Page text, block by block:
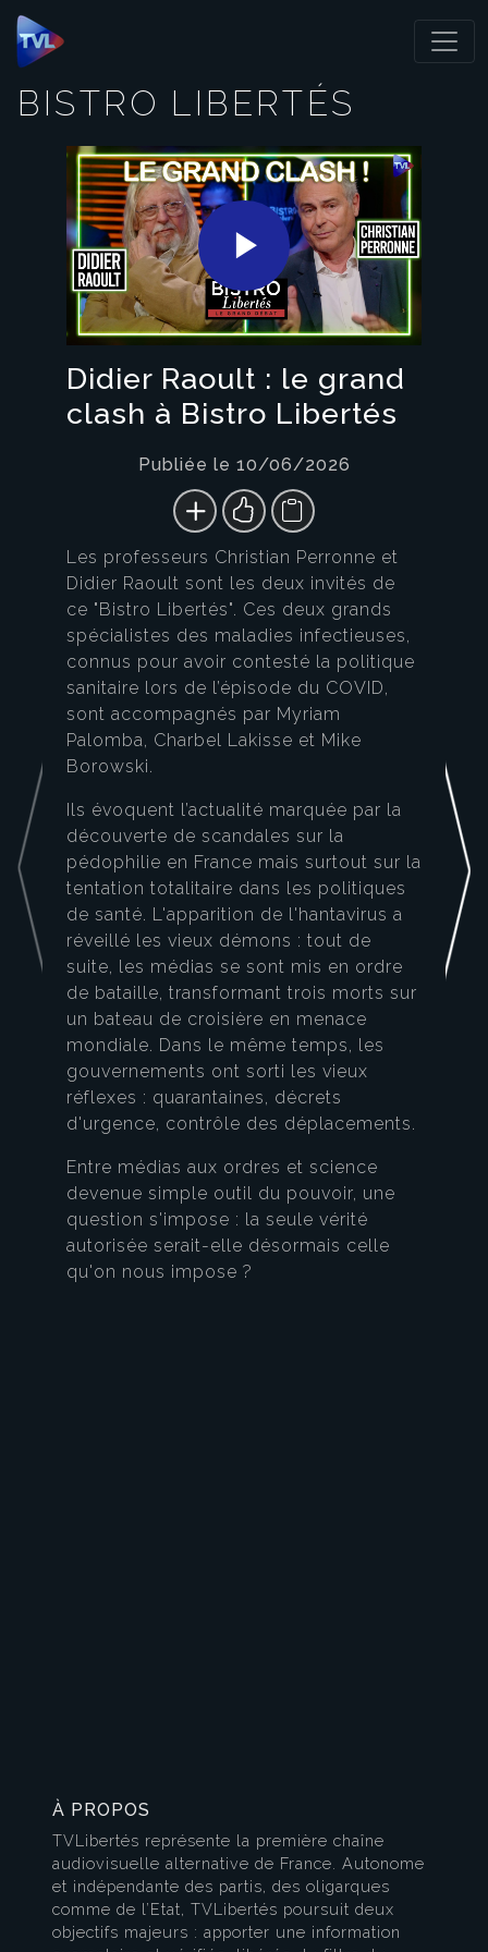
Panneau de gestion des cookies
BISTRO LIBERTÉS
Play
Video
Didier Raoult : le grand
clash à Bistro Libertés
Publiée le 10/06/2026
Les professeurs Christian Perronne et
Didier Raoult sont les deux invités de
ce "Bistro Libertés". Ces deux grands
spécialistes des maladies infectieuses,
connus pour avoir contesté la politique
sanitaire lors de l’épisode du COVID,
sont accompagnés par Myriam
Palomba, Charbel Lakisse et Mike
Borowski.
Ils évoquent l’actualité marquée par la
découverte de scandales sur la
pédophilie en France mais surtout sur la
tentation totalitaire dans les politiques
de santé. L'apparition de l'hantavirus a
réveillé les vieux démons : tout de
suite, les médias se sont mis en ordre
de bataille, transformant trois morts sur
un bateau de croisière en menace
mondiale. Dans le même temps, les
gouvernements ont sorti les vieux
réflexes : quarantaines, décrets
d'urgence, contrôle des déplacements.
Entre médias aux ordres et science
devenue simple outil du pouvoir, une
question s'impose : la seule vérité
autorisée serait-elle désormais celle
qu'on nous impose ?
À PROPOS
TVLibertés représente la première chaîne
audiovisuelle alternative de France. Autonome
et indépendante des partis, des oligarques
comme de l’Etat, TVLibertés poursuit deux
objectifs majeurs : apporter une information